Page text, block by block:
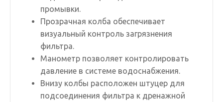
промывки.
Прозрачная колба обеспечивает
визуальный контроль загрязнения
фильтра.
Манометр позволяет контролировать
давление в системе водоснабжения.
Внизу колбы расположен штуцер для
подсоединения фильтра к дренажной